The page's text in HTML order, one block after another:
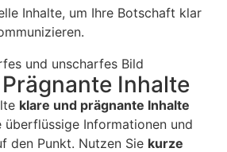
Inhalte, um Ihre Botschaft klar
Inhalte
klare und prägnante Inhalte
überflüssige Informationen und
den Punkt. Nutzen Sie kurze